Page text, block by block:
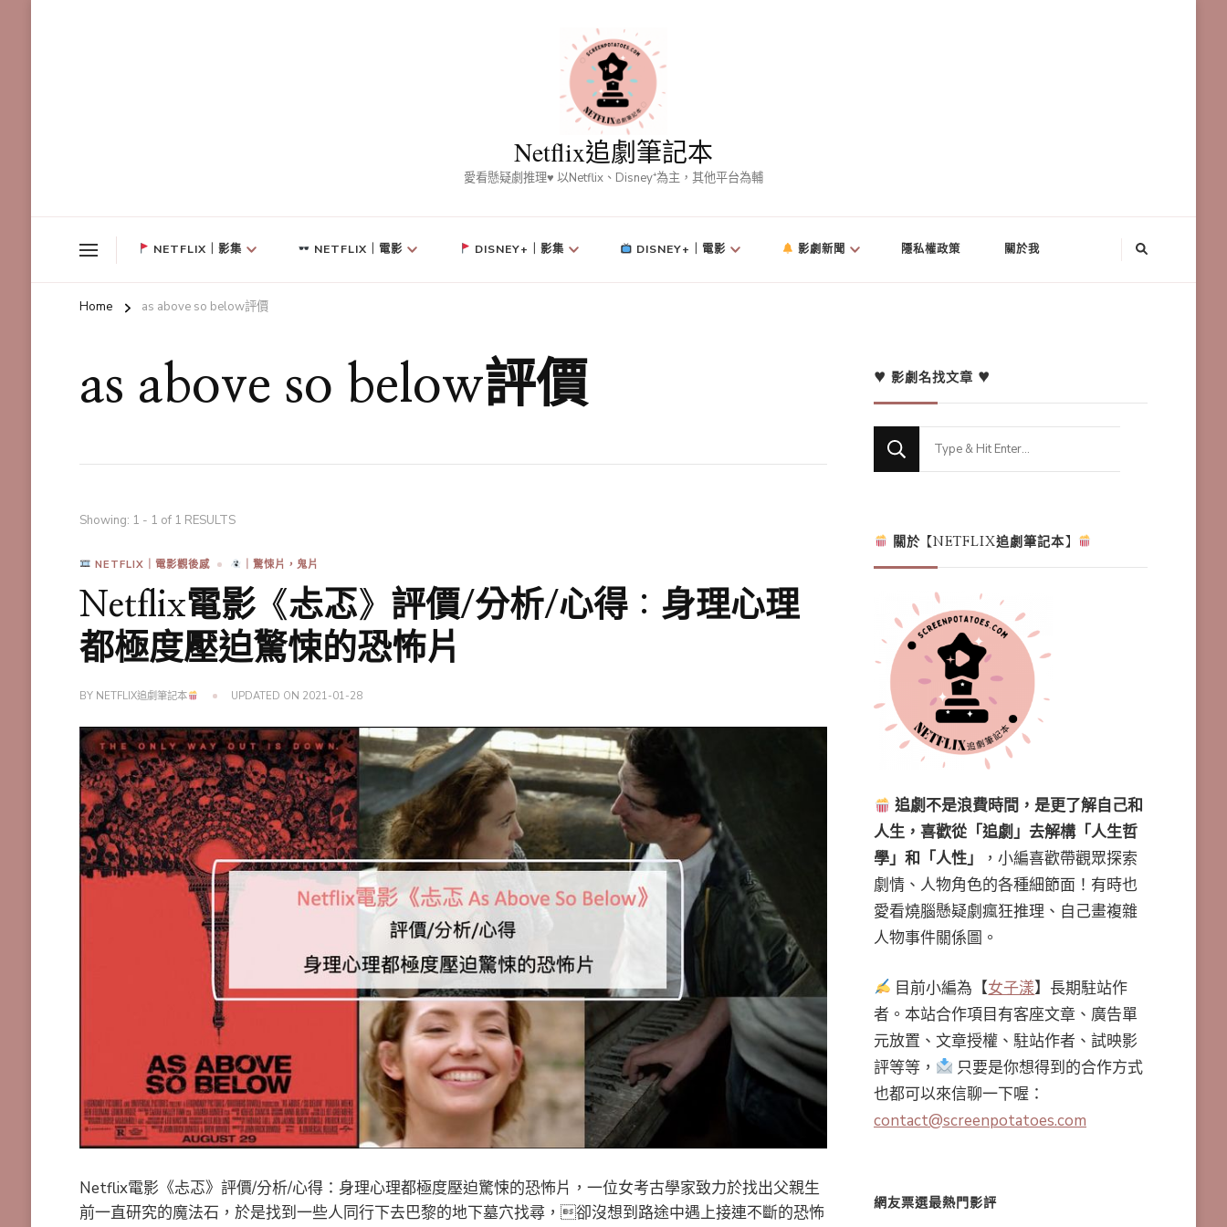
Netflix追劇筆記本
愛看懸疑劇推理♥ 以Netflix、Disney⁺為主，其他平台為輔
NETFLIX｜影集 NETFLIX｜電影 DISNEY+｜影集 DISNEY+｜電影 影劇新聞 隱私權政策 關於我
Home as above so below評價
as above so below評價
Showing: 1 - 1 of 1 RESULTS
NETFLIX｜電影觀後感 ｜驚悚片，鬼片
Netflix電影《忐忑》評價/分析/心得：身理心理
都極度壓迫驚悚的恐怖片
BY NETFLIX追劇筆記本 UPDATED ON 2021-01-28
Netflix電影《忐忑》評價/分析/心得：身理心理都極度壓迫驚悚的恐怖片，一位女考古學家致力於找出父親生
前一直研究的魔法石，於是找到一些人同行下去巴黎的地下墓穴找尋，卻沒想到路途中遇上接連不斷的恐怖
♥ 影劇名找文章 ♥
Looking
關於【NETFLIX追劇筆記本】
追劇不是浪費時間，是更了解自己和
人生，喜歡從「追劇」去解構「人生哲
學」和「人性」
，小編喜歡帶觀眾探索
劇情、人物角色的各種細節面！有時也
愛看燒腦懸疑劇瘋狂推理、自己畫複雜
人物事件關係圖。
目前小編為【女子漾】長期駐站作
者。本站合作項目有客座文章、廣告單
元放置、文章授權、駐站作者、試映影
評等等，
只要是你想得到的合作方式
也都可以來信聊一下喔：
contact@screenpotatoes.com
網友票選最熱門影評